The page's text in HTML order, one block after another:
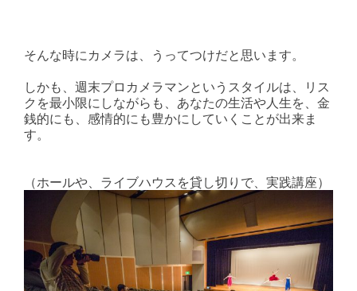
そんな時にカメラは、うってつけだと思います。
しかも、週末プロカメラマンというスタイルは、リス
クを最小限にしながらも、あなたの生活や人生を、金
銭的にも、感情的にも豊かにしていくことが出来ま
す。
（ホールや、ライブハウスを貸し切りで、実践講座）